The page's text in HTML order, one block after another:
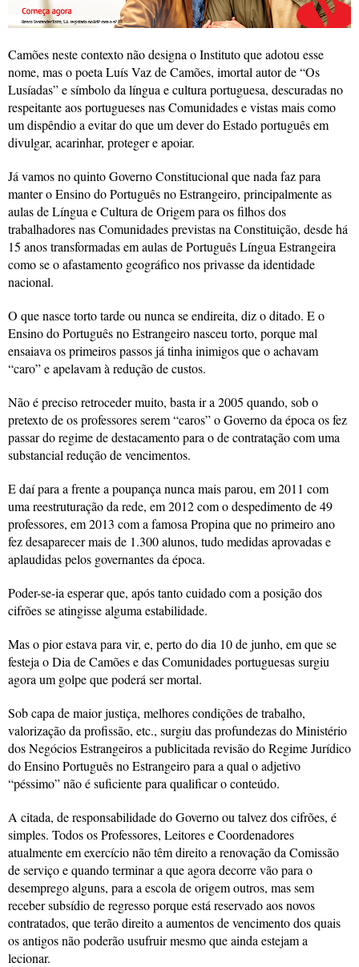
Camões neste contexto não designa o Instituto que adotou esse
nome, mas o poeta Luís Vaz de Camões, imortal autor de “Os
Lusíadas” e símbolo da língua e cultura portuguesa, descuradas no
respeitante aos portugueses nas Comunidades e vistas mais como
um dispêndio a evitar do que um dever do Estado português em
divulgar, acarinhar, proteger e apoiar.
Já vamos no quinto Governo Constitucional que nada faz para
manter o Ensino do Português no Estrangeiro, principalmente as
aulas de Língua e Cultura de Origem para os filhos dos
trabalhadores nas Comunidades previstas na Constituição, desde há
15 anos transformadas em aulas de Português Língua Estrangeira
como se o afastamento geográfico nos privasse da identidade
nacional.
O que nasce torto tarde ou nunca se endireita, diz o ditado. E o
Ensino do Português no Estrangeiro nasceu torto, porque mal
ensaiava os primeiros passos já tinha inimigos que o achavam
“caro” e apelavam à redução de custos.
Não é preciso retroceder muito, basta ir a 2005 quando, sob o
pretexto de os professores serem “caros” o Governo da época os fez
passar do regime de destacamento para o de contratação com uma
substancial redução de vencimentos.
E daí para a frente a poupança nunca mais parou, em 2011 com
uma reestruturação da rede, em 2012 com o despedimento de 49
professores, em 2013 com a famosa Propina que no primeiro ano
fez desaparecer mais de 1.300 alunos, tudo medidas aprovadas e
aplaudidas pelos governantes da época.
Poder-se-ia esperar que, após tanto cuidado com a posição dos
cifrões se atingisse alguma estabilidade.
Mas o pior estava para vir, e, perto do dia 10 de junho, em que se
festeja o Dia de Camões e das Comunidades portuguesas surgiu
agora um golpe que poderá ser mortal.
Sob capa de maior justiça, melhores condições de trabalho,
valorização da profissão, etc., surgiu das profundezas do Ministério
dos Negócios Estrangeiros a publicitada revisão do Regime Jurídico
do Ensino Português no Estrangeiro para a qual o adjetivo
“péssimo” não é suficiente para qualificar o conteúdo.
A citada, de responsabilidade do Governo ou talvez dos cifrões, é
simples. Todos os Professores, Leitores e Coordenadores
atualmente em exercício não têm direito a renovação da Comissão
de serviço e quando terminar a que agora decorre vão para o
desemprego alguns, para a escola de origem outros, mas sem
receber subsídio de regresso porque está reservado aos novos
contratados, que terão direito a aumentos de vencimento dos quais
os antigos não poderão usufruir mesmo que ainda estejam a
lecionar.